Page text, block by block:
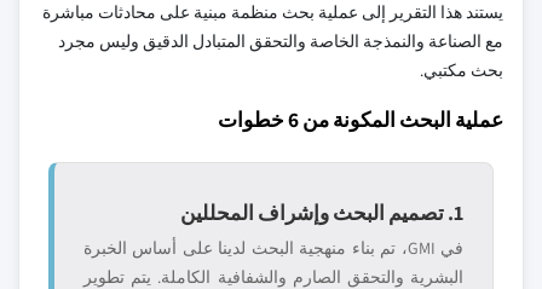
يستند هذا التقرير إلى عملية بحث منظمة مبنية على محادثات مباشرة
مع الصناعة والنمذجة الخاصة والتحقق المتبادل الدقيق وليس مجرد
بحث مكتبي.
عملية البحث المكونة من 6 خطوات
1. تصميم البحث وإشراف المحللين
في GMI، تم بناء منهجية البحث لدينا على أساس الخبرة
البشرية والتحقق الصارم والشفافية الكاملة. يتم تطوير